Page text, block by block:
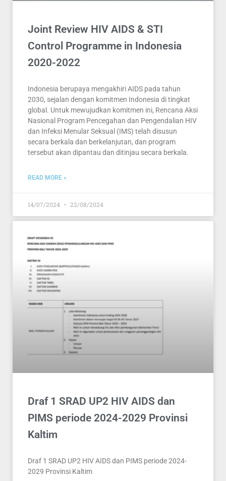
Joint Review HIV AIDS & STI
Control Programme in Indonesia
2020-2022
Indonesia berupaya mengakhiri AIDS pada tahun
2030, sejalan dengan komitmen Indonesia di tingkat
global. Untuk mewujudkan komitmen ini, Rencana Aksi
Nasional Program Pencegahan dan Pengendalian HIV
dan Infeksi Menular Seksual (IMS) telah disusun
secara berkala dan berkelanjutan, dan program
tersebut akan dipantau dan ditinjau secara berkala.
READ MORE »
14/07/2024 22/08/2024
Draf 1 SRAD UP2 HIV AIDS dan
PIMS periode 2024-2029 Provinsi
Kaltim
Draf 1 SRAD UP2 HIV AIDS dan PIMS periode 2024-
2029 Provinsi Kaltim